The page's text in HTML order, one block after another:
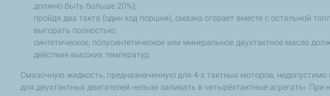
должно быть больше 20%);
пройдя два такта (один ход поршня), смазка сгорает вместе с остальной
выгорать полностью;
синтетическое, полусинтетическое или минеральное двухтактное масло
действия высоких температур.
Смазочную жидкость, предназначенную для 4-х тактных моторов,
для двухтактных двигателей нельзя заливать в четырёхтактные агрегаты.